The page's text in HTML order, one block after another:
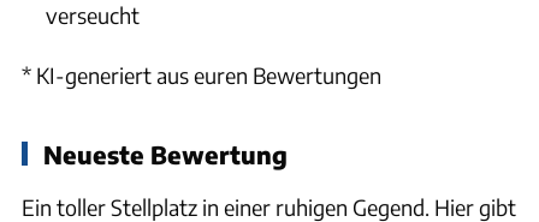
verseucht
* KI-generiert aus euren Bewertungen
Neueste Bewertung
Ein toller Stellplatz in einer ruhigen Gegend. Hier gibt